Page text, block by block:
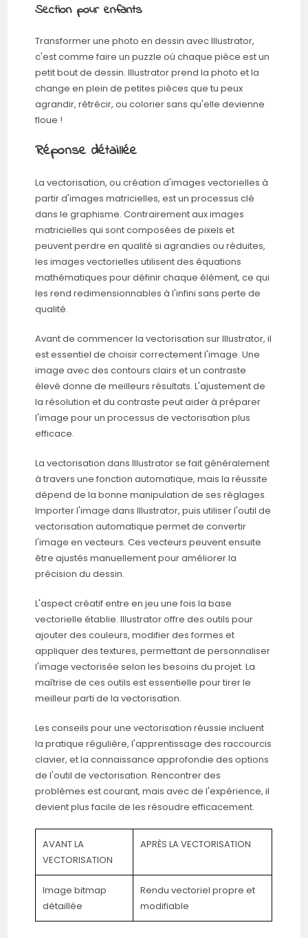
Section pour enfants
Transformer une photo en dessin avec Illustrator,
c'est comme faire un puzzle où chaque pièce est un
petit bout de dessin. Illustrator prend la photo et la
change en plein de petites pièces que tu peux
agrandir, rétrécir, ou colorier sans qu'elle devienne
floue !
Réponse détaillée
La vectorisation, ou création d'images vectorielles à
partir d'images matricielles, est un processus clé
dans le graphisme. Contrairement aux images
matricielles qui sont composées de pixels et
peuvent perdre en qualité si agrandies ou réduites,
les images vectorielles utilisent des équations
mathématiques pour définir chaque élément, ce qui
les rend redimensionnables à l'infini sans perte de
qualité.
Avant de commencer la vectorisation sur Illustrator, il
est essentiel de choisir correctement l'image. Une
image avec des contours clairs et un contraste
élevé donne de meilleurs résultats. L'ajustement de
la résolution et du contraste peut aider à préparer
l'image pour un processus de vectorisation plus
efficace.
La vectorisation dans Illustrator se fait généralement
à travers une fonction automatique, mais la réussite
dépend de la bonne manipulation de ses réglages.
Importer l'image dans Illustrator, puis utiliser l'outil de
vectorisation automatique permet de convertir
l'image en vecteurs. Ces vecteurs peuvent ensuite
être ajustés manuellement pour améliorer la
précision du dessin.
L'aspect créatif entre en jeu une fois la base
vectorielle établie. Illustrator offre des outils pour
ajouter des couleurs, modifier des formes et
appliquer des textures, permettant de personnaliser
l'image vectorisée selon les besoins du projet. La
maîtrise de ces outils est essentielle pour tirer le
meilleur parti de la vectorisation.
Les conseils pour une vectorisation réussie incluent
la pratique régulière, l'apprentissage des raccourcis
clavier, et la connaissance approfondie des options
de l'outil de vectorisation. Rencontrer des
problèmes est courant, mais avec de l'expérience, il
devient plus facile de les résoudre efficacement.
AVANT LA
VECTORISATION
APRÈS LA VECTORISATION
Image bitmap
détaillée
Rendu vectoriel propre et
modifiable